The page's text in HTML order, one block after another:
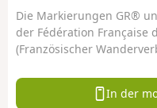
Die Markierungen GR®
der Fédération Française
(Französischer
In der